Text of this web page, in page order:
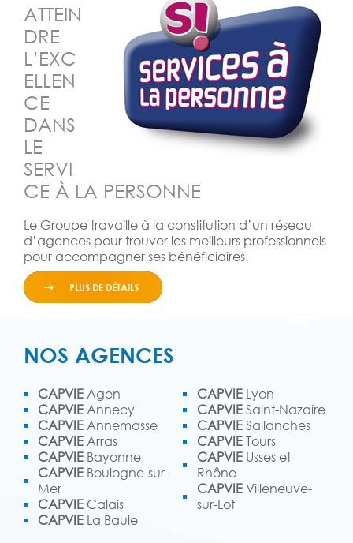
ATTEIN
DRE
L’EXC
ELLEN
CE
DANS
LE
SERVI
CE À LA PERSONNE
Le Groupe travaille à la constitution d’un réseau
d’agences pour trouver les meilleurs professionnels
pour accompagner ses bénéficiaires.
PLUS DE DÉTAILS
NOS AGENCES
CAPVIE Agen
CAPVIE Annecy
CAPVIE Annemasse
CAPVIE Arras
CAPVIE Bayonne
CAPVIE Boulogne-sur-
Mer
CAPVIE Calais
CAPVIE La Baule
CAPVIE Lyon
CAPVIESaint-Nazaire
CAPVIESallanches
CAPVIETours
CAPVIE Usses et
Rhône
CAPVIEVilleneuve-
sur-Lot